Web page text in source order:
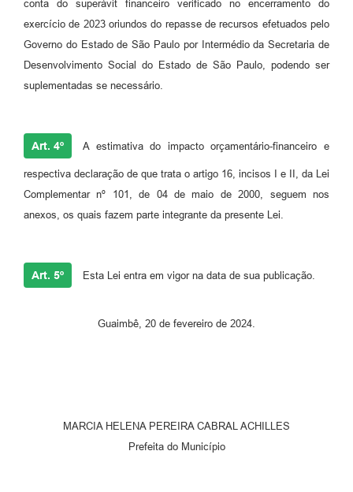
conta do superávit financeiro verificado no encerramento do
exercício de 2023 oriundos do repasse de recursos efetuados pelo
Governo do Estado de São Paulo por Intermédio da Secretaria de
Desenvolvimento Social do Estado de São Paulo, podendo ser
suplementadas se necessário.
Art. 4º A estimativa do impacto orçamentário-financeiro e
respectiva declaração de que trata o artigo 16, incisos I e II, da Lei
Complementar nº 101, de 04 de maio de 2000, seguem nos
anexos, os quais fazem parte integrante da presente Lei.
Art. 5º Esta Lei entra em vigor na data de sua publicação.
Guaimbê, 20 de fevereiro de 2024.
MARCIA HELENA PEREIRA CABRAL ACHILLES
Prefeita do Município